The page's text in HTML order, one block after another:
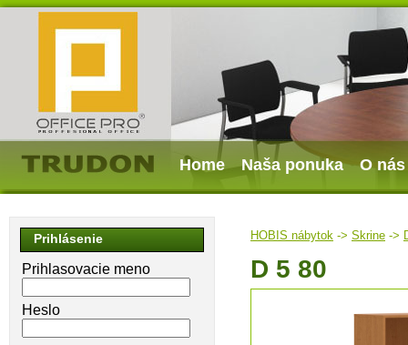
Home Naša ponuka O nás
HOBIS nábytok -> Skrine ->
D 5 80
Prihlásenie
Prihlasovacie meno
Heslo